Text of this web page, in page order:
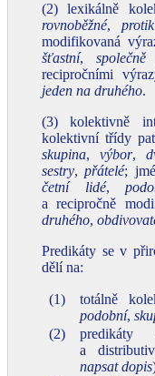
(2) lexikálně
rovnoběžné,
modifikovaná
šťastní, společně
recipročními
jeden na druhého.
(3) kolektivně
kolektivní třídy
skupina,výbor,
sestry,přátelé;
četní lidé,
a recipročně
druhého,
Predikáty se v
dělí na:
(1) totálně
podobní,
(2)
predikáty
a
napsat dopis